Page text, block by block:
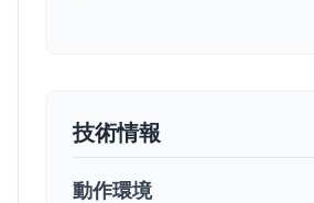
技術情報
動作環境